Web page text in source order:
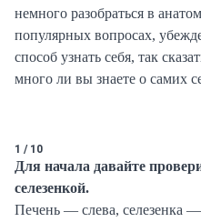
немного разобраться в
популярных вопросах,
способ узнать себя, так
много ли вы знаете о самих
1 / 10
Для начала давайте
селезенкой.
Печень — слева, селезенка —